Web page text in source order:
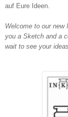
auf Eure Ideen.
Welcome to our new
you a Sketch and a
wait to see your